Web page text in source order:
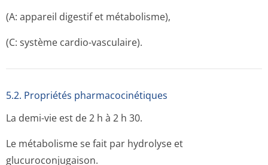
(A: appareil digestif et métabolisme),
(C: système cardio-vasculaire).
5.2. Propriétés pharmacocinéti­ques
La demi-vie est de 2 h à 2 h 30.
Le métabolisme se fait par hydrolyse et
glucuroconjugaison.